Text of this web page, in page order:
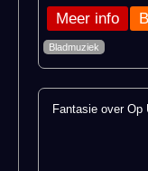
Meer info
Bladmuziek
Fantasie over